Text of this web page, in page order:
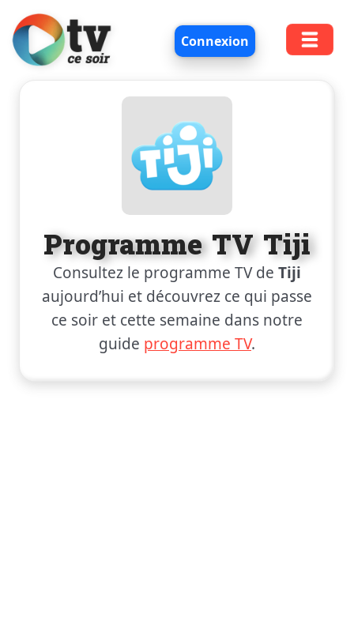
Connexion
Programme TV Tiji
Consultez le programme TV de Tiji
aujourd’hui et découvrez ce qui passe
ce soir et cette semaine dans notre
guide programme TV.